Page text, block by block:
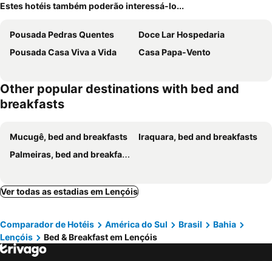
Estes hotéis também poderão interessá-lo...
Pousada Pedras Quentes
Doce Lar Hospedaria
Pousada Casa Viva a Vida
Casa Papa-Vento
Other popular destinations with bed and
breakfasts
Mucugê, bed and breakfasts
Iraquara, bed and breakfasts
Palmeiras, bed and breakfasts
Ver todas as estadias em Lençóis
Comparador de Hotéis América do Sul Brasil
Bahia
Lençóis
Bed & Breakfast em Lençóis